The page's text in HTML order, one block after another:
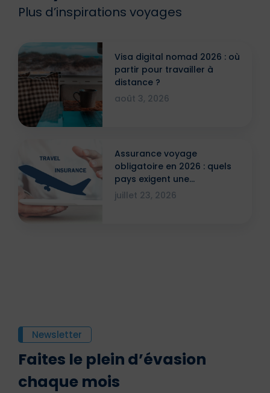
Plus d’inspirations voyages
Visa digital nomad 2026 : où
partir pour travailler à
distance ?
août 3, 2026
Assurance voyage
obligatoire en 2026 : quels
pays exigent une
attestation ?
juillet 23, 2026
Newsletter
Faites le plein d’évasion
chaque mois